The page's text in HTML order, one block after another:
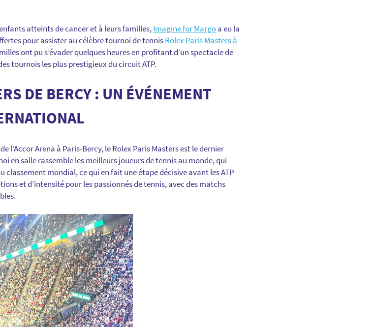
atteints de cancer et à leurs familles,Imagine for Margoa eu la
pour assister au célèbre tournoi de tennisRolex Paris Masters à
ont pu s’évader quelques heures en profitant d’un spectacle de
tournois les plus prestigieux du circuit ATP.
DE BERCY : UN ÉVÉNEMENT
l’Accor Arena à Paris-Bercy, le Rolex Paris Masters est le dernier
en salle rassemble les meilleurs joueurs de tennis au monde, qui
mondial, ce qui en fait une étape décisive avant les ATP
et d’intensité pour les passionnés de tennis, avec des matchs